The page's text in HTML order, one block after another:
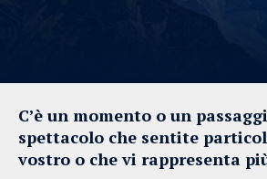
C’è un momento o un
spettacolo che sentite
vostro o che vi rappresenta